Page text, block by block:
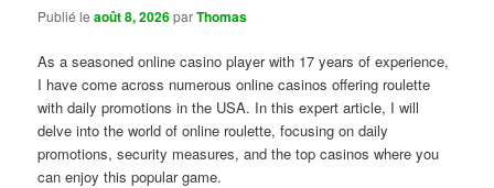
Publié leaoût 8, 2026parThomas
As a seasoned online casino player with 17 years of experience,
I have come across numerous online casinos offering roulette
with daily promotions in the USA. In this expert article, I will
delve into the world of online roulette, focusing on daily
promotions, security measures, and the top casinos where you
can enjoy this popular game.